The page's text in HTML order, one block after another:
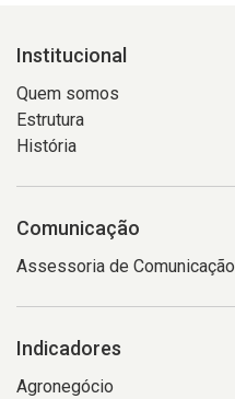
Institucional
Quem somos
Estrutura
História
Comunicação
Assessoria de Comunicação
Indicadores
Agronegócio